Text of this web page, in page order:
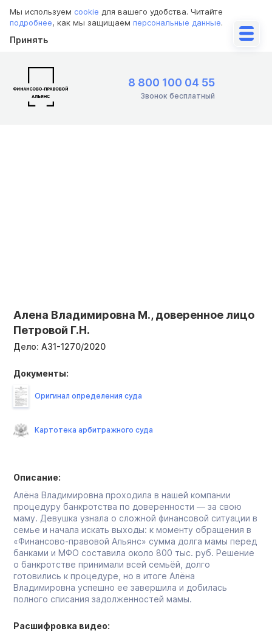
Мы используем cookie для вашего удобства. Читайте
подробнее, как мы защищаем персональные данные.
Принять
8 800 100 04 55
Звонок бесплатный
Алена Владимировна М., доверенное лицо
Петровой Г.Н.
Дело: А31-1270/2020
Описание:
Алёна Владимировна проходила в нашей компании
процедуру банкротства по доверенности — за свою
маму. Девушка узнала о сложной финансовой ситуации в
семье и начала искать выходы: к моменту обращения в
«Финансово-правовой Альянс» сумма долга мамы перед
банками и МФО составила около 800 тыс. руб. Решение
о банкротстве принимали всей семьёй, долго
готовились к процедуре, но в итоге Алёна
Владимировна успешно ее завершила и добилась
полного списания задолженностей мамы.
Расшифровка видео:
Документы:
Оригинал определения суда
Картотека арбитражного суда